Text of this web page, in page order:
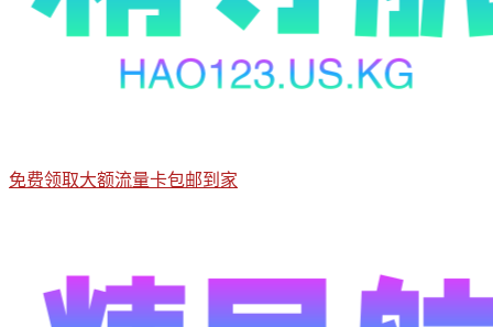
免费领取大额流量卡包邮到家